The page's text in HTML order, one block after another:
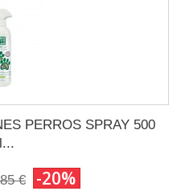
PERROS SPRAY 500
€ -20%